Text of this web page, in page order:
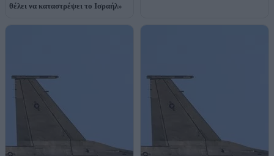
θέλει να καταστρέψει το Ισραήλ»